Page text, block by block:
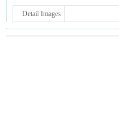
Detail Images